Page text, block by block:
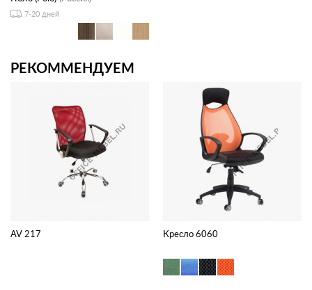
7-20 дней
РЕКОММЕНДУЕМ
AV 217 Кресло 6060